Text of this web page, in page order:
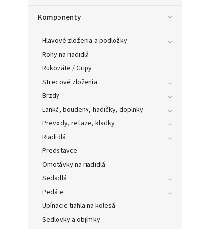
Komponenty
Hlavové zloženia a podložky
Rohy na riadidlá
Rukoväte / Gripy
Stredové zloženia
Brzdy
Lanká, boudeny, hadičky, doplnky
Prevody, reťaze, kladky
Riadidlá
Predstavce
Omotávky na riadidlá
Sedadlá
Pedále
Upínacie tiahla na kolesá
Sedlovky a objímky